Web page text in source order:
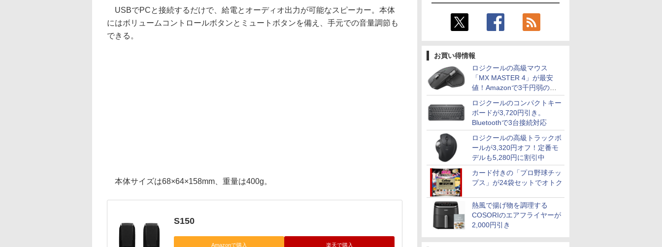
お買い得情報
ロジクールの高級マウス
「MX MASTER 4」が最安
値！Amazonで3千円弱の割
引
ロジクールのコンパクトキー
ボードが3,720円引き。
Bluetoothで3台接続対応
ロジクールの高級トラックボ
ールが3,320円オフ！定番モ
デルも5,280円に割引中
カード付きの「プロ野球チッ
プス」が24袋セットでオトク
熱風で揚げ物を調理する
COSORIのエアフライヤーが
2,000円引き
USBでPCと接続するだけで、給電とオーディオ出力が可能なスピーカー。本体
にはボリュームコントロールボタンとミュートボタンを備え、手元での音量調節も
できる。
本体サイズは68×64×158mm、重量は400g。
S150
Amazonで購入 楽天で購入